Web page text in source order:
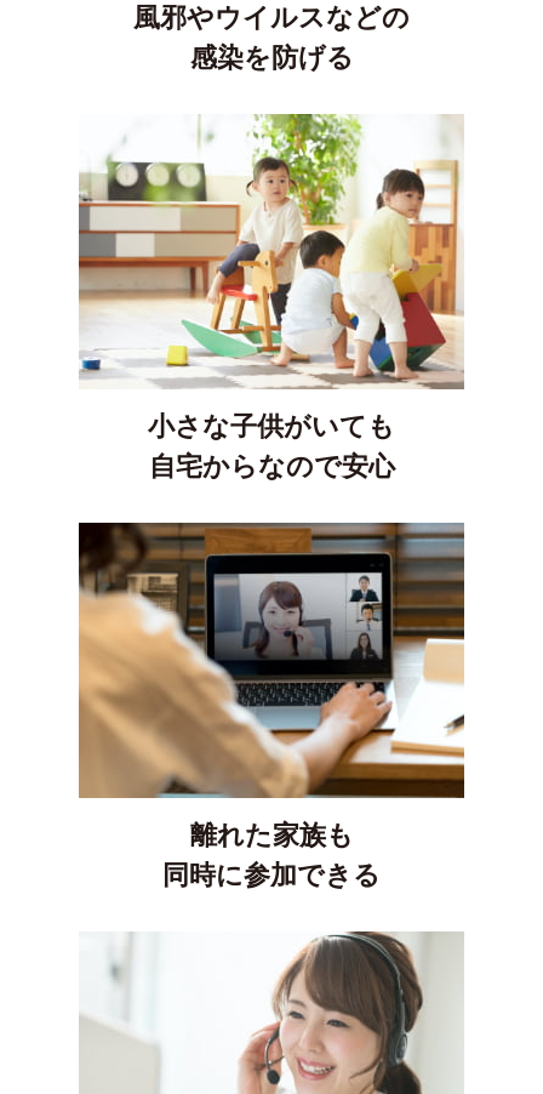
風邪やウイルスなどの
感染を防げる
小さな子供がいても
自宅からなので安心
離れた家族も
同時に参加できる